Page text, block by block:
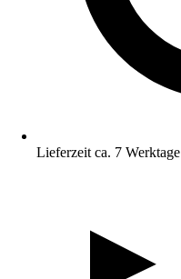
Lieferzeit ca. 7 Werktage